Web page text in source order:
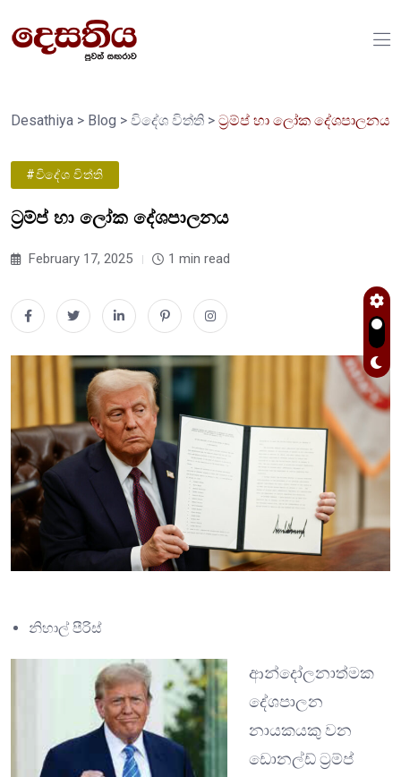
Desathiya > Blog > විදේශ විත්ති > ට්‍රම්ප් හා ලෝක දේශපාලනය
#විදේශ විත්ති
ට්‍රම්ප් හා ලෝක දේශපාලනය
February 17, 2025 1 min read
නිහාල් පීරිස්
ආන්දෝලනාත්මක
දේශපාලන
නායකයකු වන
ඩොනල්ඩ් ට්‍රම්ප්